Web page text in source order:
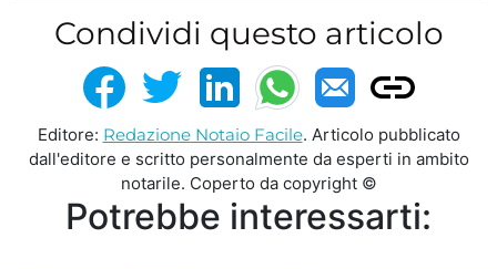
Condividi questo articolo
Editore: Redazione Notaio Facile. Articolo pubblicato
dall'editore e scritto personalmente da esperti in ambito
notarile. Coperto da copyright ©
Potrebbe interessarti: